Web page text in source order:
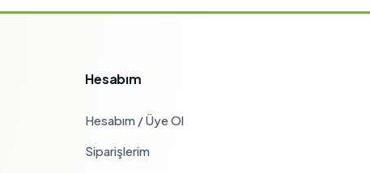
Hesabım
Hesabım / Üye Ol
Siparişlerim